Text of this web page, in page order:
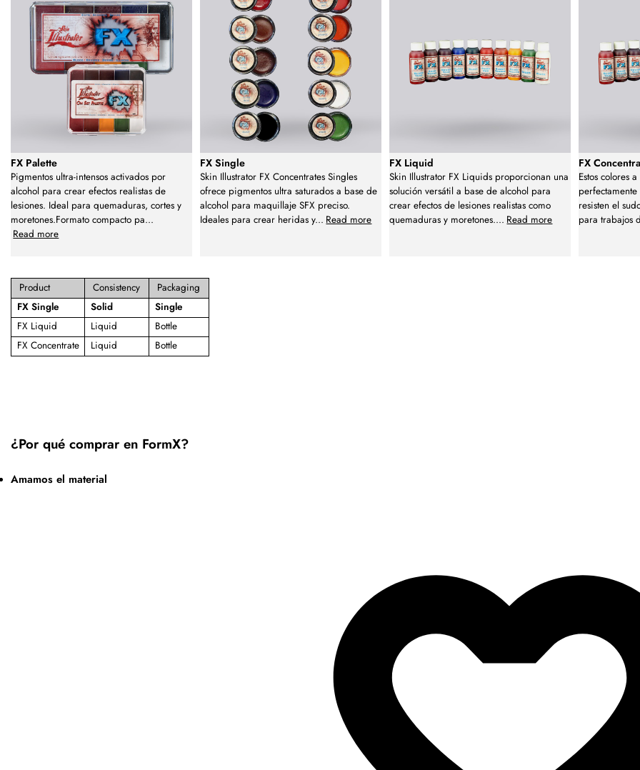
FX Palette
Pigmentos ultra-intensos activados por
alcohol para crear efectos realistas de
lesiones. Ideal para quemaduras, cortes y
moretones.Formato compacto pa...
Read more
FX Single
Skin Illustrator FX Concentrates Singles
ofrece pigmentos ultra saturados a base de
alcohol para maquillaje SFX preciso.
Ideales para crear heridas y... Read more
FX Liquid
Skin Illustrator FX Liquids proporcionan una
solución versátil a base de alcohol para
crear efectos de lesiones realistas como
quemaduras y moretones.... Read more
FX
Estos colores
resisten el
para trabajos
Product Consistency
Packaging
FX Single
Solid
Single
FX Liquid
Liquid
Bottle
FX Concentrate
Liquid Bottle
¿Por qué comprar en FormX?
Amamos el material